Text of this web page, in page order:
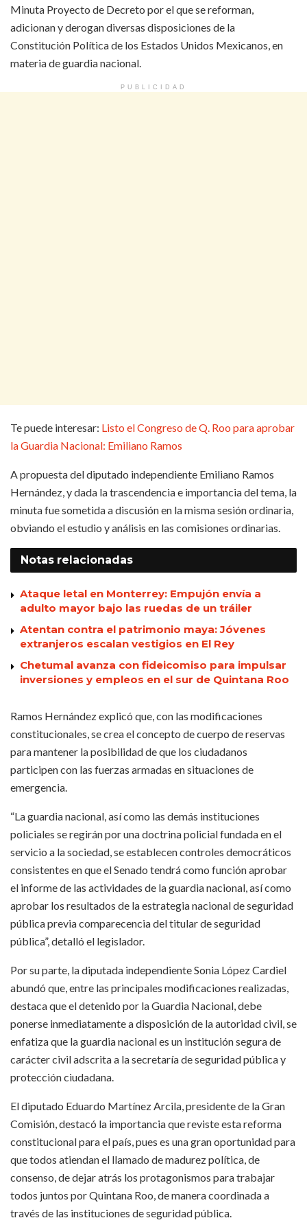
Minuta Proyecto de Decreto por el que se reforman,
adicionan y derogan diversas disposiciones de la
Constitución Política de los Estados Unidos Mexicanos, en
materia de guardia nacional.
PUBLICIDAD
Te puede interesar: Listo el Congreso de Q. Roo para aprobar
la Guardia Nacional: Emiliano Ramos
A propuesta del diputado independiente Emiliano Ramos
Hernández, y dada la trascendencia e importancia del tema, la
minuta fue sometida a discusión en la misma sesión ordinaria,
obviando el estudio y análisis en las comisiones ordinarias.
Notas relacionadas
Ataque letal en Monterrey: Empujón envía a
adulto mayor bajo las ruedas de un tráiler
Atentan contra el patrimonio maya: Jóvenes
extranjeros escalan vestigios en El Rey
Chetumal avanza con fideicomiso para impulsar
inversiones y empleos en el sur de Quintana Roo
Ramos Hernández explicó que, con las modificaciones
constitucionales, se crea el concepto de cuerpo de reservas
para mantener la posibilidad de que los ciudadanos
participen con las fuerzas armadas en situaciones de
emergencia.
“La guardia nacional, así como las demás instituciones
policiales se regirán por una doctrina policial fundada en el
servicio a la sociedad, se establecen controles democráticos
consistentes en que el Senado tendrá como función aprobar
el informe de las actividades de la guardia nacional, así como
aprobar los resultados de la estrategia nacional de seguridad
pública previa comparecencia del titular de seguridad
pública”, detalló el legislador.
Por su parte, la diputada independiente Sonia López Cardiel
abundó que, entre las principales modificaciones realizadas,
destaca que el detenido por la Guardia Nacional, debe
ponerse inmediatamente a disposición de la autoridad civil, se
enfatiza que la guardia nacional es un institución segura de
carácter civil adscrita a la secretaría de seguridad pública y
protección ciudadana.
El diputado Eduardo Martínez Arcila, presidente de la Gran
Comisión, destacó la importancia que reviste esta reforma
constitucional para el país, pues es una gran oportunidad para
que todos atiendan el llamado de madurez política, de
consenso, de dejar atrás los protagonismos para trabajar
todos juntos por Quintana Roo, de manera coordinada a
través de las instituciones de seguridad pública.